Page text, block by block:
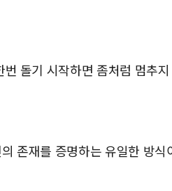
돌기 시작하면 좀처럼 멈추
존재를 증명하는 유일한 방식